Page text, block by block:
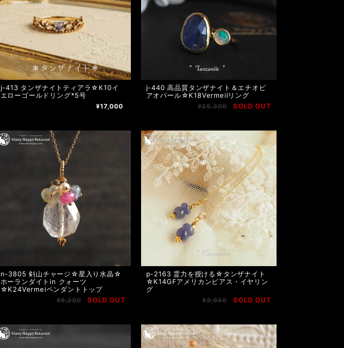
j-413 タンザナイトティアラ☆K10イ
エローゴールドリング*5号
¥17,000
j-440 高品質タンザナイト＆エチオピ
アオパール☆K18Vermeilリング
¥25,300 SOLD OUT
n-3805 剣山チャージ☆星入り水晶☆
ホーランダイトin クォーツ
☆K24Vermeiペンダントトップ
¥6,200 SOLD OUT
p-2163 霊力を授ける☆タンザナイト
☆K14GFアメリカンピアス・イヤリン
グ
¥3,950 SOLD OUT